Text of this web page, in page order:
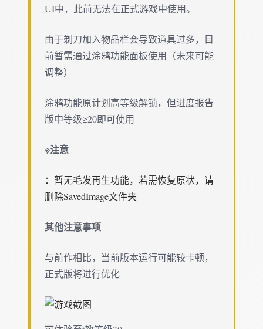
UI中，此前无法在正式游戏中使用。
由于剃刀加入物品栏会导致道具过多，目
前暂需通过涂鸦功能面板使用（未来可能
调整）
涂鸦功能原计划高等级解锁，但进度报告
版中等级≥20即可使用
※注意
：暂无毛发再生功能，若需恢复原状，请
删除SavedImage文件夹
其他注意事项
与前作相比，当前版本运行可能较卡顿，
正式版将进行优化